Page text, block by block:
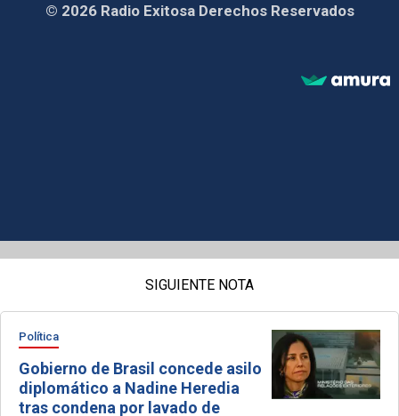
© 2026 Radio Exitosa Derechos Reservados
SIGUIENTE NOTA
Política
Gobierno de Brasil concede asilo
diplomático a Nadine Heredia
tras condena por lavado de